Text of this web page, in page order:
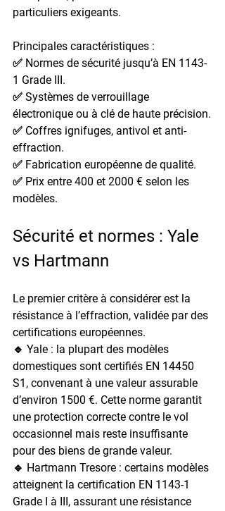
particuliers exigeants.
Principales caractéristiques :
✅ Normes de sécurité jusqu’à EN 1143-
1 Grade III.
✅ Systèmes de verrouillage
électronique ou à clé de haute précision.
✅ Coffres ignifuges, antivol et anti-
effraction.
✅ Fabrication européenne de qualité.
✅ Prix entre 400 et 2000 € selon les
modèles.
Sécurité et normes : Yale
vs Hartmann
Le premier critère à considérer est la
résistance à l’effraction, validée par des
certifications européennes.
🔹 Yale : la plupart des modèles
domestiques sont certifiés EN 14450
S1 , convenant à une valeur assurable
d’environ 1500 €. Cette norme garantit
une protection correcte contre le vol
occasionnel mais reste insuffisante
pour des biens de grande valeur.
🔹 Hartmann Tresore : certains modèles
atteignent la certification EN 1143-1
Grade I à III , assurant une résistance